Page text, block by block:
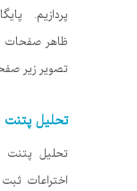
پردازیم.
ظاهر صفحات
تصویر زیر
تحلیل پتنت
تحلیل پتنت
اختراعات